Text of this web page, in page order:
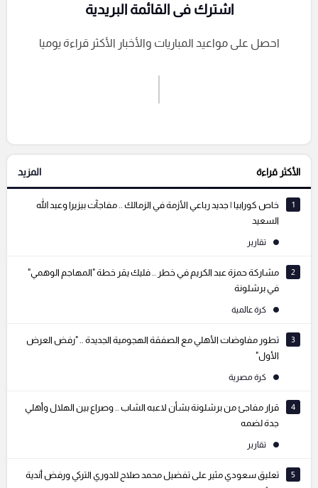
إرسال تعليق
التعليقات السابقة
اشترك فى القائمة البريدية
احصل على مواعيد المباريات والأخبار الأكثر قراءة يوميا
الأكثر قراءة المزيد
1
خاص كورابيا | جديد رباعي الأزمة في الزمالك .. مفاجآت بيزيرا وعبد الله
السعيد
تقارير
2
مشاركة حمزة عبد الكريم في خطر .. فليك يقر خطة "المهاجم الوهمي"
في برشلونة
كرة عالمية
3
تطور مفاوضات الأهلي مع الصفقة الهجومية الجديدة .. "رفض العرض
الأول"
كرة مصرية
4
قرار مفاجئ من برشلونة بشأن لاعبه الشاب .. وصراع بين الهلال وأهلي
جدة لضمه
تقارير
5
تعليق سعودي مثير على تفضيل محمد صلاح للدوري التركي ورفض أندية